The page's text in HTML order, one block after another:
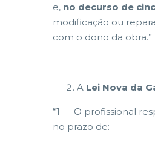
e, no decurso de
modificação ou
com o dono da obra.”
A Lei Nova da
“1 — O profissional
no prazo de: